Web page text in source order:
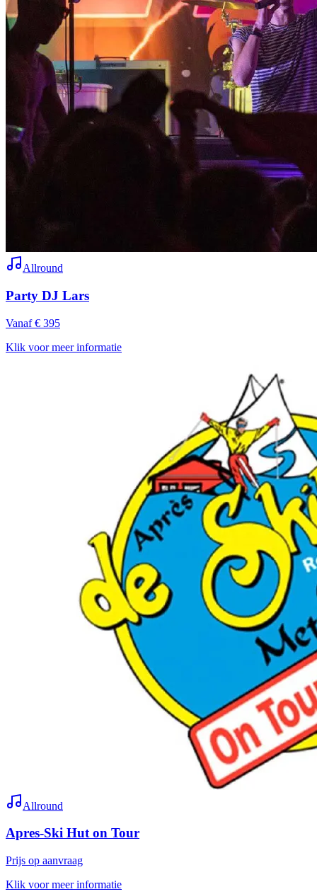
Allround
Party DJ Lars
Vanaf € 395
Klik voor meer informatie
Allround
Apres-Ski Hut on Tour
Prijs op aanvraag
Klik voor meer informatie